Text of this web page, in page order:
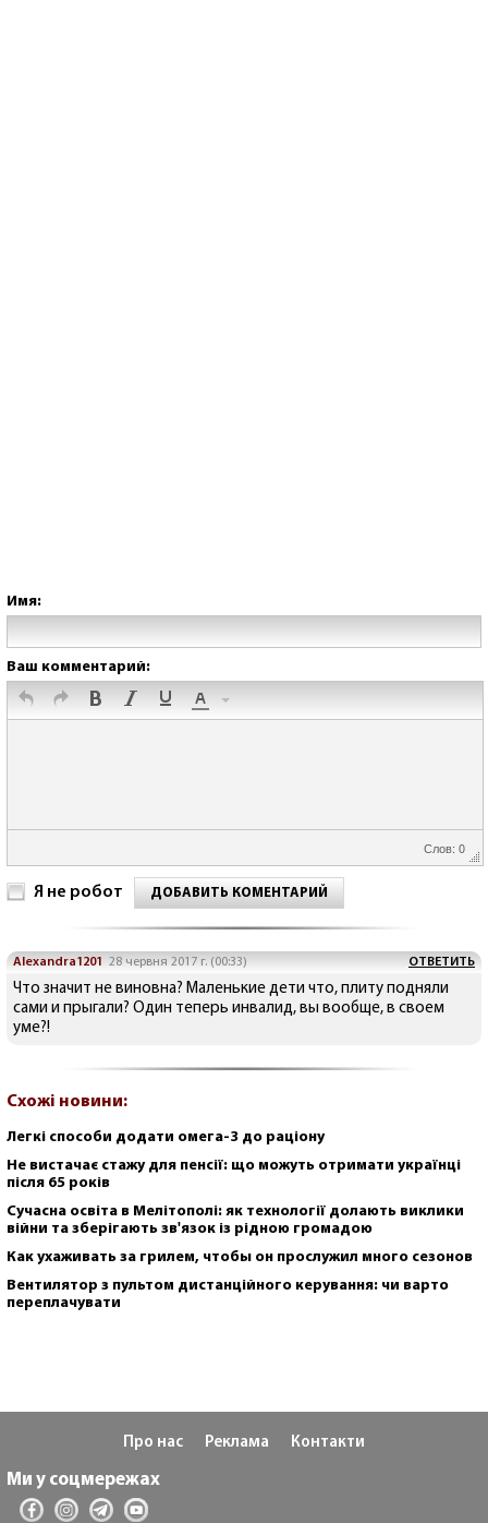
Имя:
Ваш комментарий:
Слов: 0
Я не робот ДОБАВИТЬ КОМЕНТАРИЙ
Alexandra1201 28 червня 2017 г. (00:33) ОТВЕТИТЬ
Что значит не виновна? Маленькие дети что, плиту подняли
сами и прыгали? Один теперь инвалид, вы вообще, в своем
уме?!
Схожі новини:
Легкі способи додати омега-3 до раціону
Не вистачає стажу для пенсії: що можуть отримати українці
після 65 років
Сучасна освіта в Мелітополі: як технології долають виклики
війни та зберігають зв'язок із рідною громадою
Как ухаживать за грилем, чтобы он прослужил много сезонов
Вентилятор з пультом дистанційного керування: чи варто
переплачувати
Про нас Реклама Контакти
Ми у соцмережах